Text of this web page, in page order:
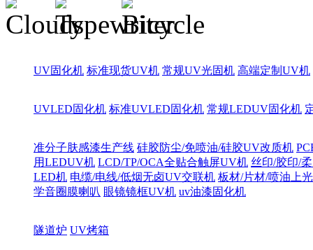
UV固化机 标准现货UV机 常规UV光固机 高端定制UV机
UVLED固化机 标准UVLED固化机 常规LEDUV固化机
准分子肤感漆生产线 硅胶防尘/免喷油/硅胶UV改质机
用LEDUV机 LCD/TP/OCA全贴合触屏UV机 丝印/胶印/
LED机 电缆/电线/低烟无卤UV交联机 板材/片材/喷油上
学音圈膜喇叭 眼镜镜框UV机 uv油漆固化机
隧道炉 UV烤箱